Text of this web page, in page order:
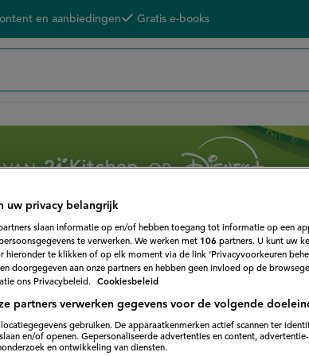
en aanbiedingen Gratis e-books
Onze
uw privacy belangrijk
slaan informatie op en/of hebben toegang tot informatie op een
te verwerken. We werken met 106 partners. U kunt uw
hieronder te klikken of op elk moment via de link ‘Privacyvoorkeuren
doorgegeven aan onze partners en hebben geen invloed op de
ons Privacybeleid.
Cookiesbeleid
partners verwerken gegevens voor de volgende
gebruiken. De apparaatkenmerken actief scannen ter
en/of openen. Gepersonaliseerde advertenties en content,
en ontwikkeling van diensten.